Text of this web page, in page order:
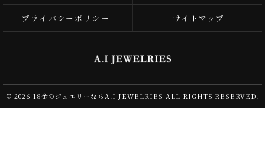
プライバシーポリシー サイトマップ
© 2026 18金のジュエリーならA.I JEWELRIES ALL RIGHTS RESERVED.